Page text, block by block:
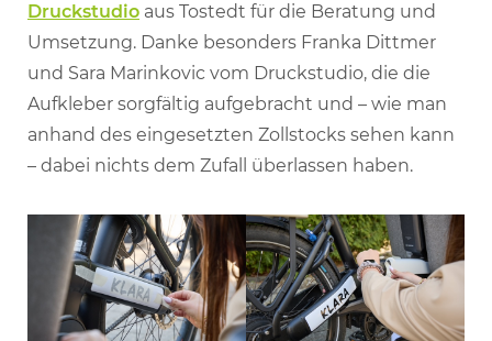
Druckstudio aus Tostedt für die Beratung und
Umsetzung. Danke besonders Franka Dittmer
und Sara Marinkovic vom Druckstudio, die die
Aufkleber sorgfältig aufgebracht und – wie man
anhand des eingesetzten Zollstocks sehen kann
– dabei nichts dem Zufall überlassen haben.